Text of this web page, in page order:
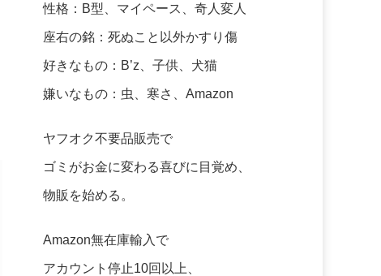
性格：B型、マイペース、奇人変人
座右の銘：死ぬこと以外かすり傷
好きなもの：B’z、子供、犬猫
嫌いなもの：虫、寒さ、Amazon
ヤフオク不要品販売で
ゴミがお金に変わる喜びに目覚め、
物販を始める。
Amazon無在庫輸入で
アカウント停止10回以上、